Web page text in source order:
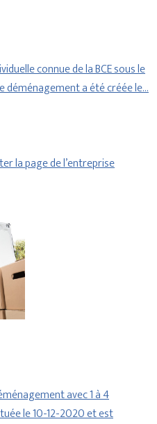
connue de la BCE sous le
déménagement a été créée le…
la page de l’entreprise
avec 1 à 4
le 10-12-2020 et est